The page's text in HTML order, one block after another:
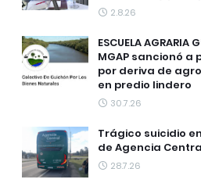
2.8.26
ESCUELA AGRARIA
MGAP sancionó a
por deriva de
en predio lindero
30.7.26
Trágico suicidio
de Agencia
28.7.26